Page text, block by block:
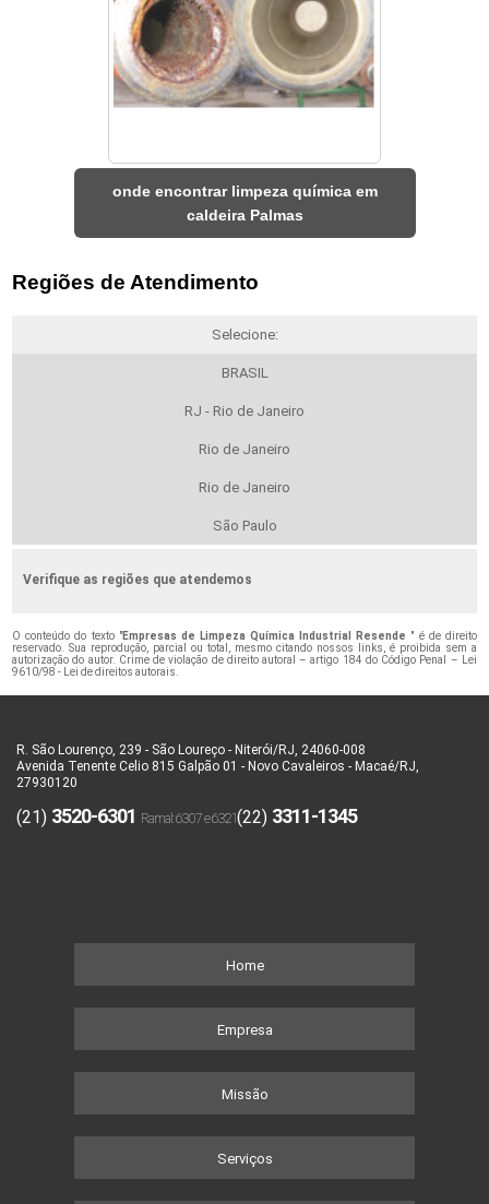
onde encontrar limpeza química em
caldeira Palmas
Regiões de Atendimento
Selecione:
BRASIL
RJ - Rio de Janeiro
Rio de Janeiro
Rio de Janeiro
São Paulo
Verifique as regiões que atendemos
O conteúdo do texto "Empresas de Limpeza Química Industrial Resende " é de direito
reservado. Sua reprodução, parcial ou total, mesmo citando nossos links, é proibida sem a
autorização do autor. Crime de violação de direito autoral – artigo 184 do Código Penal –
Lei
9610/98 - Lei de direitos autorais
R. São Lourenço, 239 - São Loureço - Niterói/RJ, 24060-008
Avenida Tenente Celio 815 Galpão 01 - Novo Cavaleiros - Macaé/RJ,
27930120
(21) 3520-6301 (22) 3311-1345
Home
Empresa
Missão
Serviços